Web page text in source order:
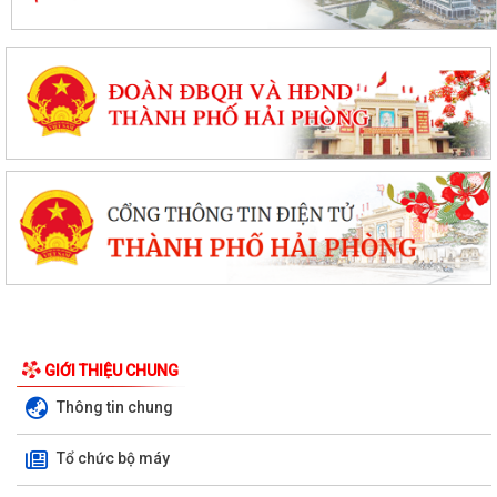
GIỚI THIỆU CHUNG
Thông tin chung
Tổ chức bộ máy
Kế hoạch triển khai cài đặt, sử dụng ứng dựng eTax mobile phục vụ
nộp thuế sử dụng đất phi nông...
PHƯỜNG LÊ ĐẠI HÀNH THAM DỰ HỘI NGHỊ TOÀN QUỐC QUÁN TRIỆT,
TRIỂN KHAI NGHỊ QUYẾT HỘI NGHỊ TRUNG ƯƠNG...
HOẠT ĐỘNG CỦA HỘI CỰU CHIẾN BINH PHƯỜNG LÊ ĐẠI HÀNH NHÂN KỶ
ỦY BAN MTTQ VIỆT NAM PHƯỜNG LÊ ĐẠI HÀNH PHỐI HỢP VỚI NGÂN
HÀNG CHÍNH SÁCH XÃ HỘI CHÍ LINH THĂM,...
THÔNG BÁO LỄ DÂNG HƯƠNG THẮP NẾN TRI ÂN CÁC ANH HÙNG LIỆT
SĨ
CHIẾN DỊCH 500 NGÀY ĐÊM ĐẨY MẠNH THỰC HIỆN, TÌM KIẾM, QUY
TẬP, XÁC ĐỊNH DANH TÍNH HÀI CỐT LIỆT SĨ